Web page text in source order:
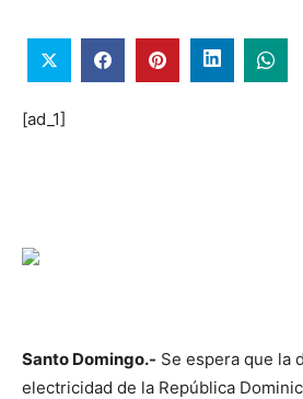
[ad_1]
Santo Domingo.- Se espera que la
electricidad de la República